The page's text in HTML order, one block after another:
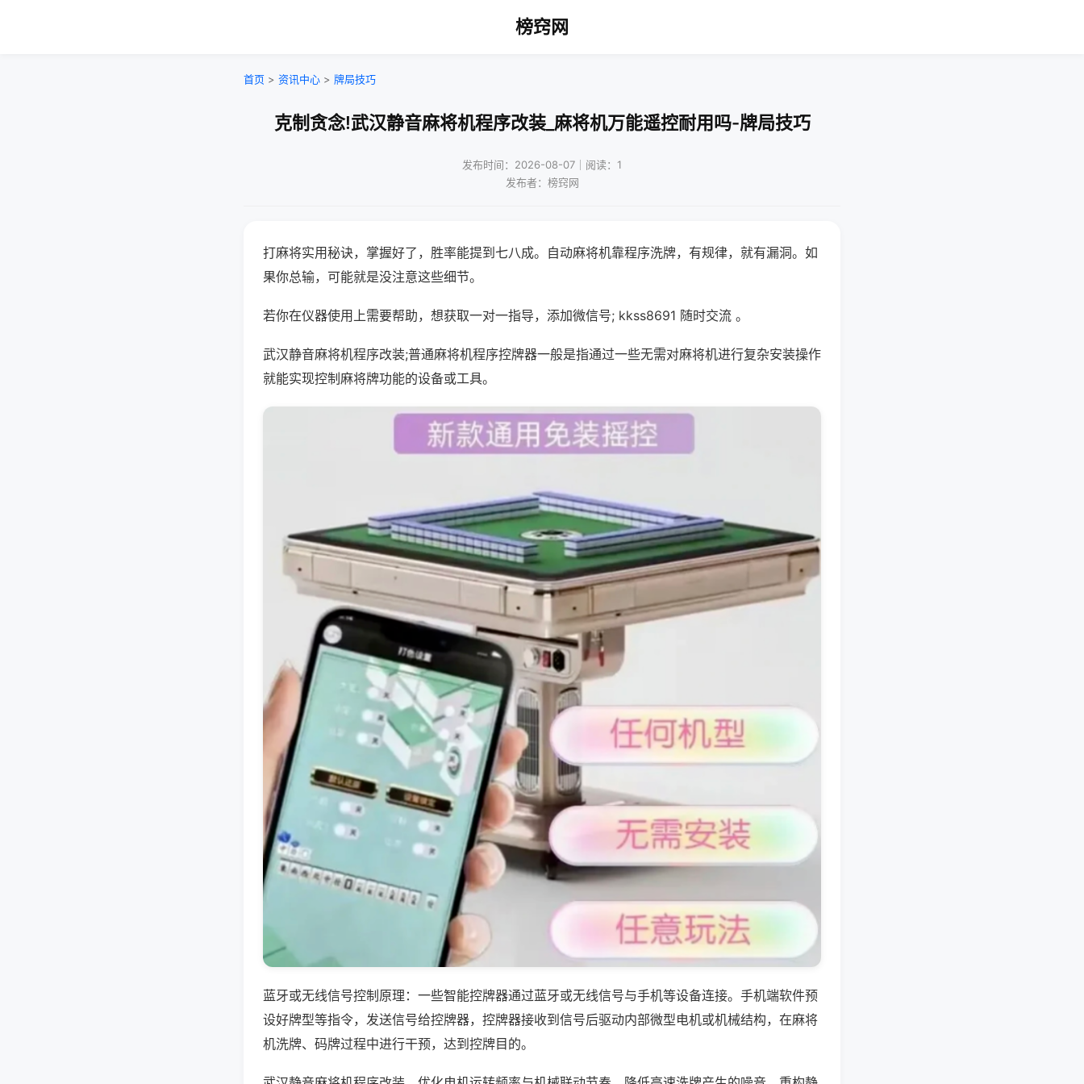
榜窍网
首页 > 资讯中心 > 牌局技巧
克制贪念!武汉静音麻将机程序改装_麻将机万能遥控耐用吗-牌局技巧
发布时间：2026-08-07｜阅读：1
发布者：榜窍网
打麻将实用秘诀，掌握好了，胜率能提到七八成。自动麻将机靠程序洗牌，有规律，就有漏洞。如
果你总输，可能就是没注意这些细节。
若你在仪器使用上需要帮助，想获取一对一指导，添加微信号; kkss8691 随时交流 。
武汉静音麻将机程序改装;普通麻将机程序控牌器一般是指通过一些无需对麻将机进行复杂安装操作
就能实现控制麻将牌功能的设备或工具。
蓝牙或无线信号控制原理：一些智能控牌器通过蓝牙或无线信号与手机等设备连接。手机端软件预
设好牌型等指令，发送信号给控牌器，控牌器接收到信号后驱动内部微型电机或机械结构，在麻将
机洗牌、码牌过程中进行干预，达到控牌目的。